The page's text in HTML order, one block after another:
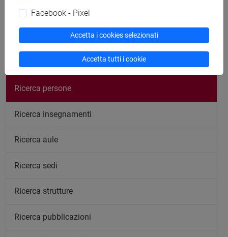
segui il feed
Ricerca persone
Ricerca insegnamenti
Ricerca aule
Ricerca sedi
Ricerca strutture
Ricerca pubblicazioni
Facebook - Pixel
Accetta i cookies selezionati
Accetta tutti i cookie